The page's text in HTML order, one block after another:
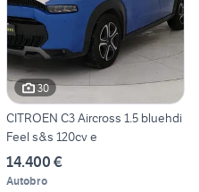
30
CITROEN C3 Aircross 1.5 bluehdi
Feel s&s 120cv e
14.400 €
Autobro